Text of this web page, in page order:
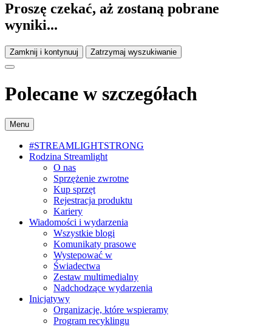
Proszę czekać, aż zostaną pobrane
wyniki...
Zamknij i kontynuuj Zatrzymaj wyszukiwanie
Polecane w szczegółach
Menu
#STREAMLIGHTSTRONG
Rodzina Streamlight
O nas
Sprzężenie zwrotne
Kup sprzęt
Rejestracja produktu
Kariery
Wiadomości i wydarzenia
Wszystkie blogi
Komunikaty prasowe
Wystepować w
Świadectwa
Zestaw multimedialny
Nadchodzące wydarzenia
Inicjatywy
Organizacje, które wspieramy
Program recyklingu